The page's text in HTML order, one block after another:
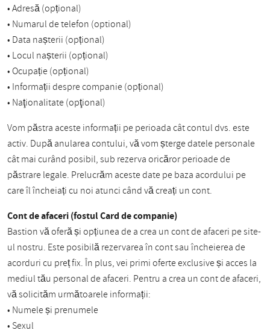
• Adresă (opțional)
• Numarul de telefon (optional)
• Data nașterii (opțional)
• Locul nașterii (opțional)
• Ocupație (opțional)
• Informații despre companie (opțional)
• Naţionalitate (opţional)
Vom păstra aceste informații pe perioada cât contul dvs. este
activ. După anularea contului, vă vom șterge datele personale
cât mai curând posibil, sub rezerva oricăror perioade de
păstrare legale. Prelucrăm aceste date pe baza acordului pe
care îl încheiați cu noi atunci când vă creați un cont.
Cont de afaceri (fostul Card de companie)
Bastion vă oferă și opțiunea de a crea un cont de afaceri pe site-
ul nostru. Este posibilă rezervarea în cont sau încheierea de
acorduri cu preț fix. În plus, vei primi oferte exclusive și acces la
mediul tău personal de afaceri. Pentru a crea un cont de afaceri,
vă solicităm următoarele informații:
• Numele și prenumele
• Sexul